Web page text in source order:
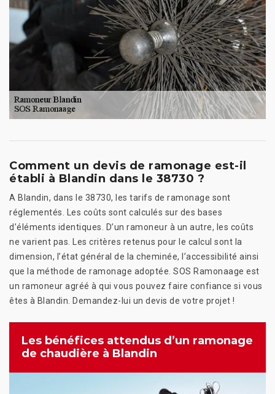
Comment un devis de ramonage est-il
établi à Blandin dans le 38730 ?
A Blandin, dans le 38730, les tarifs de ramonage sont
réglementés. Les coûts sont calculés sur des bases
d’éléments identiques. D’un ramoneur à un autre, les coûts
ne varient pas. Les critères retenus pour le calcul sont la
dimension, l’état général de la cheminée, l’accessibilité ainsi
que la méthode de ramonage adoptée. SOS Ramonaage est
un ramoneur agréé à qui vous pouvez faire confiance si vous
êtes à Blandin. Demandez-lui un devis de votre projet !
Les bénéfices attendus d’un ramonage
de chaudière à Blandin